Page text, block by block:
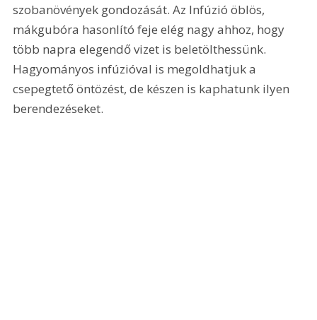
szobanövények gondozását. Az Infúzió öblös,
mákgubóra hasonlító feje elég nagy ahhoz, hogy
több napra elegendő vizet is beletölthessünk.
Hagyományos infúzióval is megoldhatjuk a
csepegtető öntözést, de készen is kaphatunk ilyen
berendezéseket.